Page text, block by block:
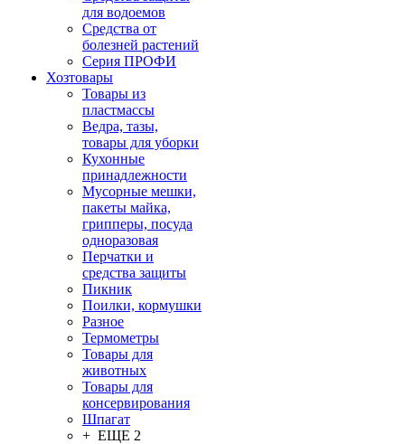
для водоемов
Средства от
болезней растений
Серия ПРОФИ
Хозтовары
Товары из
пластмассы
Ведра, тазы,
товары для уборки
Кухонные
принадлежности
Мусорные мешки,
пакеты майка,
грипперы, посуда
одноразовая
Перчатки и
средства защиты
Пикник
Поилки, кормушки
Разное
Термометры
Товары для
животных
Товары для
консервирования
Шпагат
+ ЕЩЕ 2